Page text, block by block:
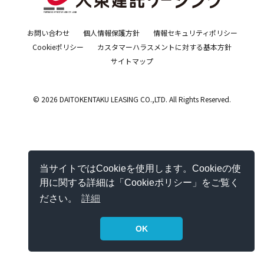
当サイトではCookieを使用します。Cookieの使
用に関する詳細は「Cookieポリシー」をご覧く
ださい。
詳細
OK
お問い合わせ 個人情報保護方針
情報セキュリティポリシー
Cookieポリシー
カスタマーハラスメントに対する基本方針
サイトマップ
© 2026 DAITOKENTAKU LEASING CO.,LTD. All Rights Reserved.